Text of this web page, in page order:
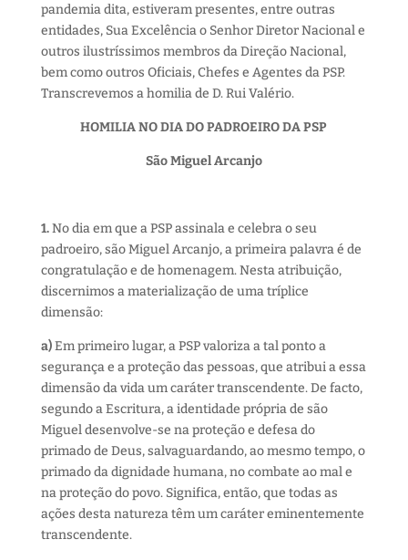
pandemia dita, estiveram presentes, entre outras
entidades, Sua Excelência o Senhor Diretor Nacional e
outros ilustríssimos membros da Direção Nacional,
bem como outros Oficiais, Chefes e Agentes da PSP.
Transcrevemos a homilia de D. Rui Valério.
HOMILIA NO DIA DO PADROEIRO DA PSP
São Miguel Arcanjo
1.No dia em que a PSP assinala e celebra o seu
padroeiro, são Miguel Arcanjo, a primeira palavra é de
congratulação e de homenagem. Nesta atribuição,
discernimos a materialização de uma tríplice
dimensão:
a)Em primeiro lugar, a PSP valoriza a tal ponto a
segurança e a proteção das pessoas, que atribui a essa
dimensão da vida um caráter transcendente. De facto,
segundo a Escritura, a identidade própria de são
Miguel desenvolve-se na proteção e defesa do
primado de Deus, salvaguardando, ao mesmo tempo, o
primado da dignidade humana, no combate ao mal e
na proteção do povo. Significa, então, que todas as
ações desta natureza têm um caráter eminentemente
transcendente.